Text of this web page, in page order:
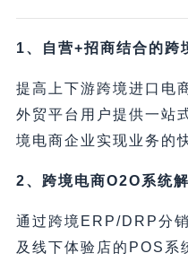
1、自营+招商结合的跨
提高上下游跨境进口电
外贸平台用户提供一站
境电商企业实现业务的
2、跨境电商O2O系统
通过跨境ERP/DRP分
及线下体验店的POS系